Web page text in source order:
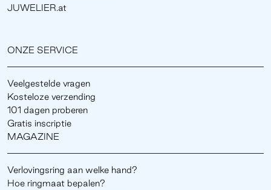
JUWELIER.at
ONZE SERVICE
Veelgestelde vragen
Kosteloze verzending
101 dagen proberen
Gratis inscriptie
MAGAZINE
Verlovingsring aan welke hand?
Hoe ringmaat bepalen?